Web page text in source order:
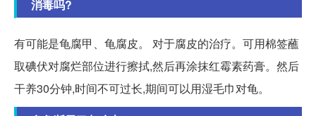
消毒吗?
有可能是龟腐甲、龟腐皮。 对于腐皮的治疗。可用棉签蘸
取碘伏对腐烂部位进行擦拭,然后再涂抹红霉素药膏。然后
干养30分钟,时间不可过长,期间可以用湿毛巾对龟。